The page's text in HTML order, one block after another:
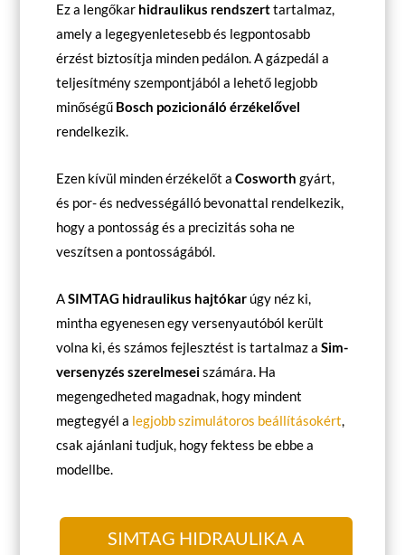
Ez a lengőkar hidraulikus rendszerttartalmaz,
amely a legegyenletesebb és legpontosabb
érzést biztosítja minden pedálon. A gázpedál a
teljesítmény szempontjából a lehető legjobb
minőségű Bosch pozicionáló érzékelővel
rendelkezik.
Ezen kívül minden érzékelőt aCosworthgyárt,
és por- és nedvességálló bevonattal rendelkezik,
hogy a pontosság és a precizitás soha ne
veszítsen a pontosságából.
ASIMTAG hidraulikus hajtókar úgy néz ki,
mintha egyenesen egy versenyautóból került
volna ki, és számos fejlesztést is tartalmaz aSim-
versenyzés szerelmeseiszámára. Ha
megengedheted magadnak, hogy mindent
megtegyél a legjobb szimulátoros beállításokért,
csak ajánlani tudjuk, hogy fektess be ebbe a
modellbe.
SIMTAG HIDRAULIKA A